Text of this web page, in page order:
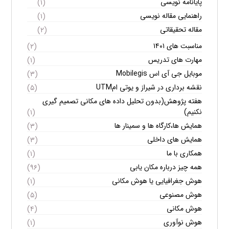
(۱)
راهنمایی مقاله نویسی
(۱)
مقاله تحقیقاتی
(۲)
مناسبت های ۱۴۰۱
(۲)
مهارت های تدریس
(۱)
موبایل جی آی اس Mobilegis
(۳)
نقشه برداری در شیراز و یوتی امUTM
(۵)
هفته پژوهش(بدون تحلیل داده های مکانی تصمیم گیری
نکنیم)
(۱)
همایش ها،کارگاه ها و سمینار ها
(۳)
همایش های داخلی
(۳)
همکاری با ما
(۱)
همه چیز درباره مکان یابی
(۹۶)
هوش جغرافیایی یا هوش مکانی
(۱)
هوش مصنوعی
(۵)
هوش مکانی
(۴)
هوش نوآوری
(۱)